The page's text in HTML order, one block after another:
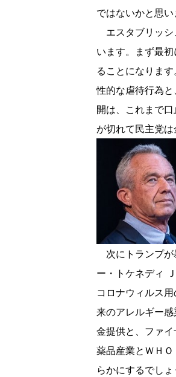
ではないかと思い
エスタブリッシ
います。まず最
ることになりま
性的な虐待行為
開は、これまで
が切れて民主党は
次にトランプが
ー・トケネディ
コロナウィルス
来のアレルギー
金提供と、ファ
薬品産業とＷＨ
らかにするでしょ